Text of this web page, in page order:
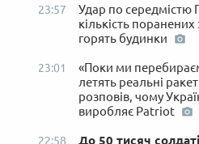
23:57
Удар по середмістю
кількість
горять будинки
23:01
«Поки ми
летять реальні
розповів, чому
виробляє Patriot
22:58
До 50 тисяч